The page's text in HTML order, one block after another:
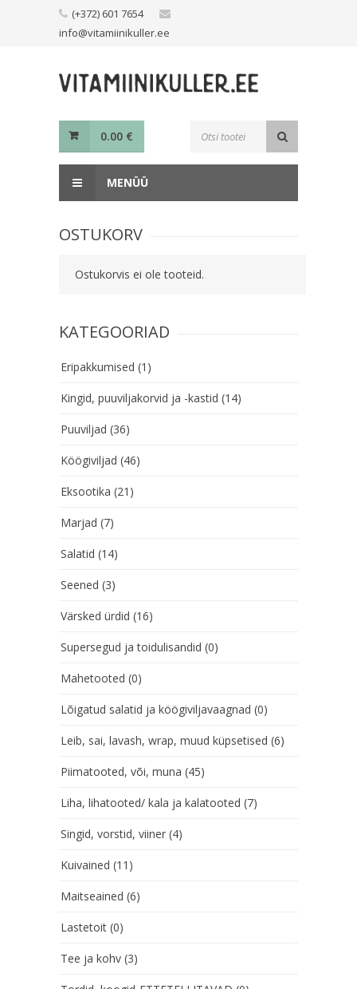
(+372) 601 7654
info@vitamiinikuller.ee
0.00 €
MENÜÜ
OSTUKORV
Ostukorvis ei ole tooteid.
KATEGOORIAD
Eripakkumised (1)
Kingid, puuviljakorvid ja -kastid (14)
Puuviljad (36)
Köögiviljad (46)
Eksootika (21)
Marjad (7)
Salatid (14)
Seened (3)
Värsked ürdid (16)
Supersegud ja toidulisandid (0)
Mahetooted (0)
Lõigatud salatid ja köögiviljavaagnad (0)
Leib, sai, lavash, wrap, muud küpsetised (6)
Piimatooted, või, muna (45)
Liha, lihatooted/ kala ja kalatooted (7)
Singid, vorstid, viiner (4)
Kuivained (11)
Maitseained (6)
Lastetoit (0)
Tee ja kohv (3)